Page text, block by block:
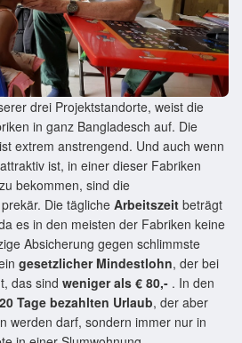
drei Projektstandorte, weist die
in ganz Bangladesch auf. Die
extrem anstrengend. Und auch wenn
ist, in einer dieser Fabriken
bekommen, sind die
Die tägliche Arbeitszeit beträgt
es in den meisten der Fabriken keine
Absicherung gegen schlimmste
gesetzlicher Mindestlohn, der bei
das sind weniger als € 80,- . In den
20 Tage bezahlten Urlaub, der aber
werden darf, sondern immer nur in